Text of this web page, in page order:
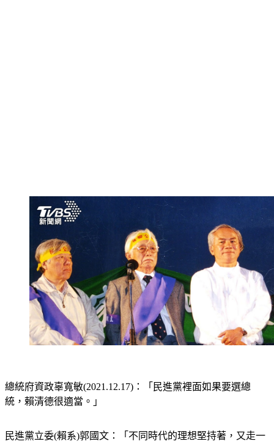
總統府資政辜寬敏(2021.12.17)：「民進黨裡面如果要選總
統，賴清德很適當。」
民進黨立委(賴系)郭國文：「不同時代的理想堅持著，又走一